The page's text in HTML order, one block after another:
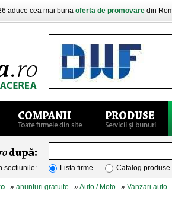
aduce cea mai buna oferta de promovare din
sectiunile: Lista firme Catalog produse
» anunturi gratuite »Auto / Moto » Vanzari auto